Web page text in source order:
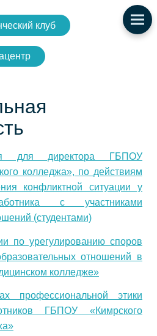
клуб
для директора ГБПОУ
колледжа», по действиям
конфликтной ситуации у
с участниками
(студентами)
по урегулированию споров
отношений в
колледже»
профессиональной этики
ГБПОУ «Кимрского